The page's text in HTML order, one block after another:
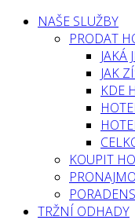
NAŠE SLUŽBY
PRODAT
JAKÁ
JAK
KDE
KOUPIT
TRŽNÍ ODHADY